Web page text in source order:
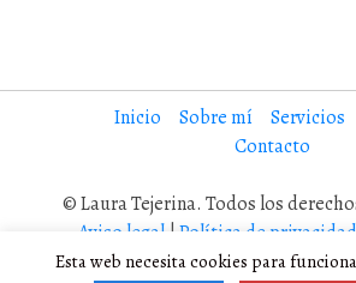
Inicio Sobre mí Servicios
Contacto
© Laura Tejerina. Todos los
Aviso legal| Política de privacidad
cookies
Esta web necesita cookies para